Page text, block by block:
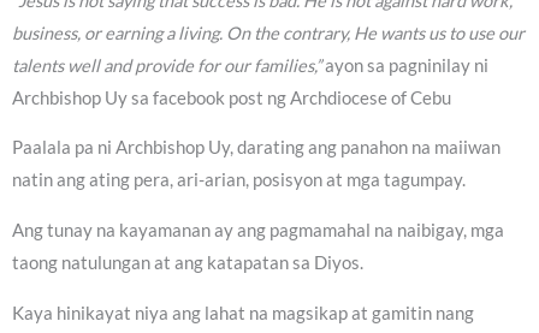
business, or earning a living. On the contrary, He wants us to use our
talents well and provide for our families,”ayon sa pagninilay ni
Archbishop Uy sa facebook post ng Archdiocese of Cebu
Paalala pa ni Archbishop Uy, darating ang panahon na maiiwan
natin ang ating pera, ari-arian, posisyon at mga tagumpay.
Ang tunay na kayamanan ay ang pagmamahal na naibigay, mga
taong natulungan at ang katapatan sa Diyos.
Kaya hinikayat niya ang lahat na magsikap at gamitin nang